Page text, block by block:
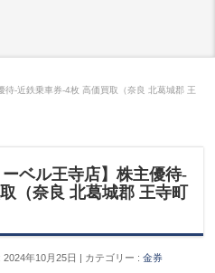
待-近鉄乗車券-4枚 高価買取（奈良 北葛城郡 王
ーベル王寺店】株主優待-
（奈良 北葛城郡 王寺町
年10月25日 カテゴリー :金券